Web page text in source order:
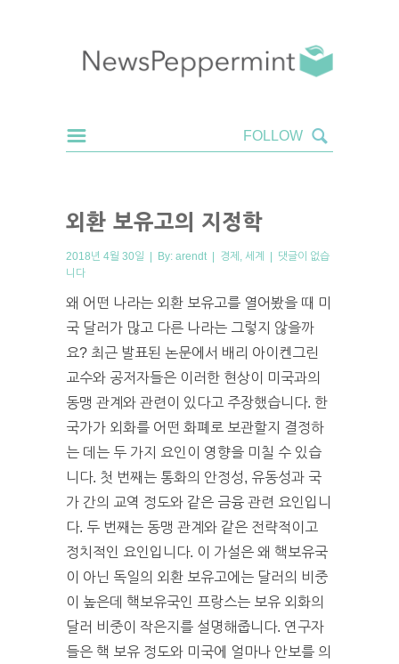
외환 보유고의 지정학
2018년 4월 30일 | By: arendt | 경제 세계 | 댓글이 없습
니다
왜 어떤 나라는 외환 보유고를 열어봤을 때 미
국 달러가 많고 다른 나라는 그렇지 않을까
요? 최근 발표된 논문에서 배리 아이켄그린
교수와 공저자들은 이러한 현상이 미국과의
동맹 관계와 관련이 있다고 주장했습니다. 한
국가가 외화를 어떤 화폐로 보관할지 결정하
는 데는 두 가지 요인이 영향을 미칠 수 있습
니다. 첫 번째는 통화의 안정성, 유동성과 국
가 간의 교역 정도와 같은 금융 관련 요인입니
다. 두 번째는 동맹 관계와 같은 전략적이고
정치적인 요인입니다. 이 가설은 왜 핵보유국
이 아닌 독일의 외환 보유고에는 달러의 비중
이 높은데 핵보유국인 프랑스는 보유 외화의
달러 비중이 작은지를 설명해줍니다. 연구자
들은 핵 보유 정도와 미국에 얼마나 안보를 의